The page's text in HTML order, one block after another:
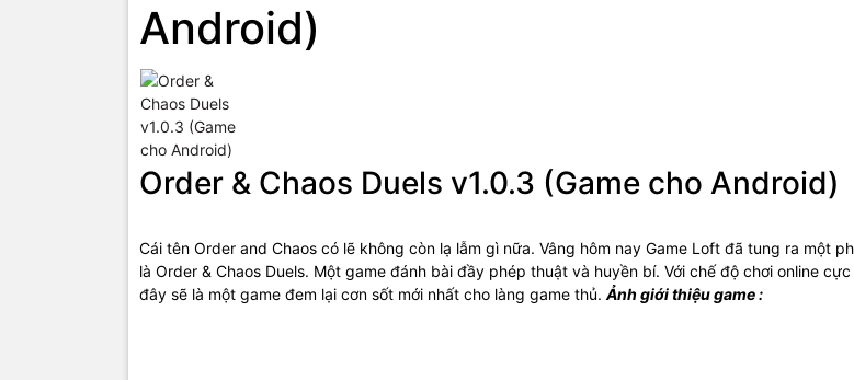
Android)
Order & Chaos Duels v1.0.3 (Game cho Android)
Cái tên Order and Chaos có lẽ không còn lạ lẫm gì nữa. Vâng hôm nay Game Loft đã tung ra một
là Order & Chaos Duels. Một game đánh bài đầy phép thuật và huyền bí. Với chế độ chơi online
đây sẽ là một game đem lại cơn sốt mới nhất cho làng game thủ. Ảnh giới thiệu game :